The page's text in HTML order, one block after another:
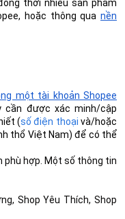
thời nhiều sản phẩm
hoặc thông qua nền
một tài khoản Shopee
cần được xác minh/cập
(số điện thoại và/hoặc
thổ Việt Nam) để có thể
phù hợp. Một số thông tin
Shop Yêu Thích, Shop